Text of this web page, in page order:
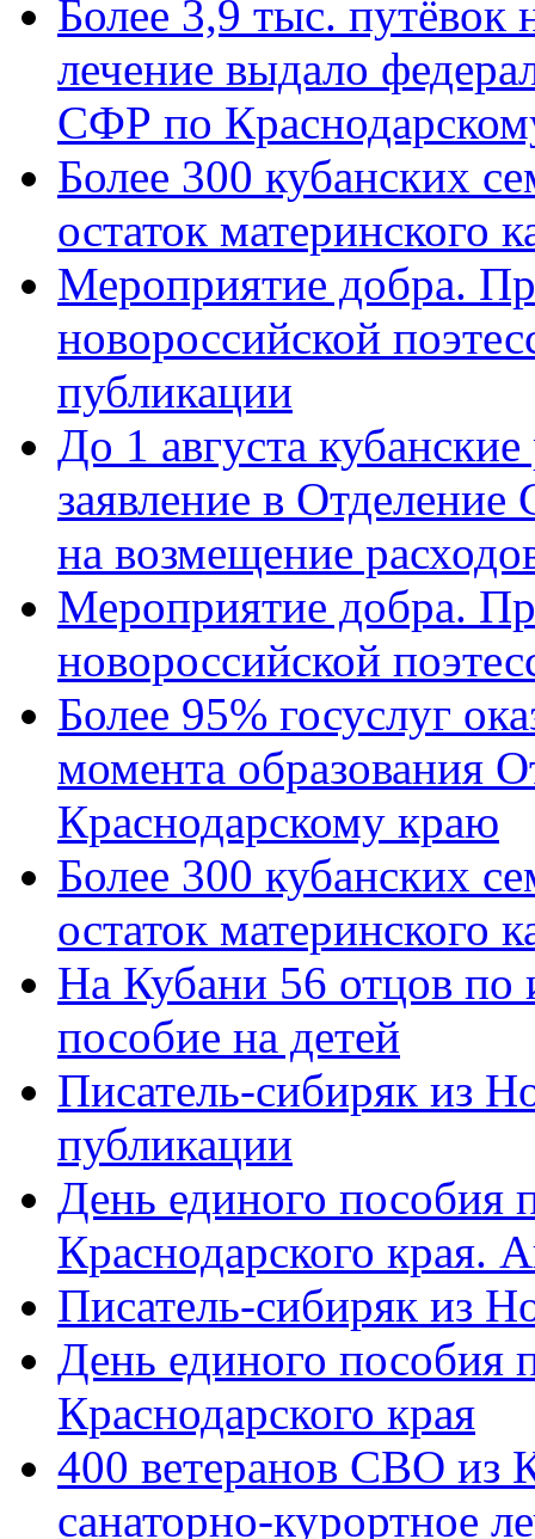
Более 3,9 тыс. путёвок
лечение выдало
СФР по
Более 300 кубанских
остаток материнского
Мероприятие добра.
новороссийской
публикации
До 1 августа
заявление в
на возмещение
Мероприятие добра.
новороссийской
Более 95% госуслуг
момента образования
Краснодарскому краю
Более 300 кубанских
остаток материнского
На Кубани 56 отцов по
пособие на детей
Писатель-сибиряк из
публикации
День единого пособия
Краснодарского края.
Писатель-сибиряк из
День единого пособия
Краснодарского края
400 ветеранов СВО из
санаторно-курортное